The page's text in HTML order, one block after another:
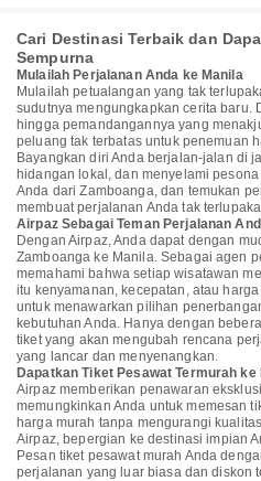
Cari Destinasi Terbaik dan
Sempurna
Mulailah Perjalanan Anda ke Manila
Mulailah petualangan yang tak
sudutnya mengungkapkan cerita baru.
hingga pemandangannya yang
peluang tak terbatas untuk penemuan
Bayangkan diri Anda berjalan-jalan di
hidangan lokal, dan menyelami
Anda dari Zamboanga, dan temukan
membuat perjalanan Anda tak
Airpaz Sebagai Teman Perjalanan
Dengan Airpaz, Anda dapat dengan
Zamboanga ke Manila. Sebagai agen
memahami bahwa setiap wisatawan
itu kenyamanan, kecepatan, atau
untuk menawarkan pilihan
kebutuhan Anda. Hanya dengan
tiket yang akan mengubah rencana
yang lancar dan menyenangkan.
Dapatkan Tiket Pesawat Termurah ke
Airpaz memberikan penawaran
memungkinkan Anda untuk memesan
harga murah tanpa mengurangi
Airpaz, bepergian ke destinasi impian
Pesan tiket pesawat murah Anda
perjalanan yang luar biasa dan diskon